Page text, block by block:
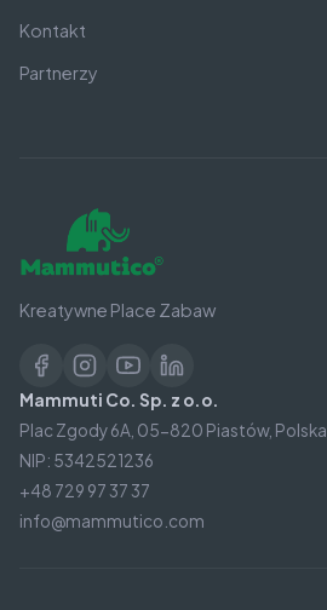
Kontakt
Partnerzy
Kreatywne Place Zabaw
Mammuti Co. Sp. z o.o.
Plac Zgody 6A, 05-820 Piastów, Polska
NIP: 5342521236
+48 729 97 37 37
info@mammutico.com